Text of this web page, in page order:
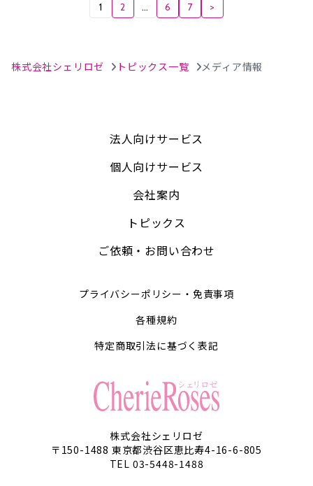
株式会社シェリロゼ トピックス一覧 メディア情報
1 2 … 6 7 >
法人向けサービス
個人向けサービス
会社案内
トピックス
ご依頼・お問い合わせ
プライバシーポリシー・免責事項
各種規約
特定商取引法に基づく表記
株式会社シェリロゼ
〒150-1488 東京都渋谷区恵比寿4-16-6-805
TEL 03-5448-1488